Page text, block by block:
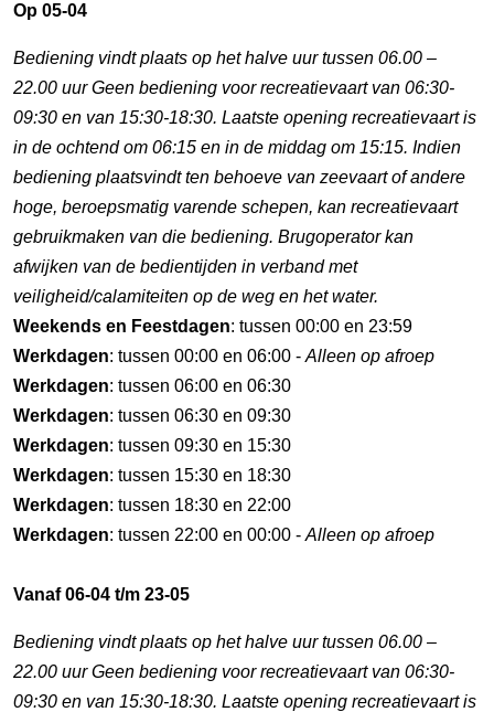
Op 05-04
Bediening vindt plaats op het halve uur tussen 06.00 –
22.00 uur Geen bediening voor recreatievaart van 06:30-
09:30 en van 15:30-18:30. Laatste opening recreatievaart is
in de ochtend om 06:15 en in de middag om 15:15. Indien
bediening plaatsvindt ten behoeve van zeevaart of andere
hoge, beroepsmatig varende schepen, kan recreatievaart
gebruikmaken van die bediening. Brugoperator kan
afwijken van de bedientijden in verband met
veiligheid/calamiteiten op de weg en het water.
Weekends en Feestdagen: tussen 00:00 en 23:59
Werkdagen: tussen 00:00 en 06:00 - Alleen op afroep
Werkdagen: tussen 06:00 en 06:30
Werkdagen: tussen 06:30 en 09:30
Werkdagen: tussen 09:30 en 15:30
Werkdagen: tussen 15:30 en 18:30
Werkdagen: tussen 18:30 en 22:00
Werkdagen: tussen 22:00 en 00:00 - Alleen op afroep
Vanaf 06-04 t/m 23-05
Bediening vindt plaats op het halve uur tussen 06.00 –
22.00 uur Geen bediening voor recreatievaart van 06:30-
09:30 en van 15:30-18:30. Laatste opening recreatievaart is